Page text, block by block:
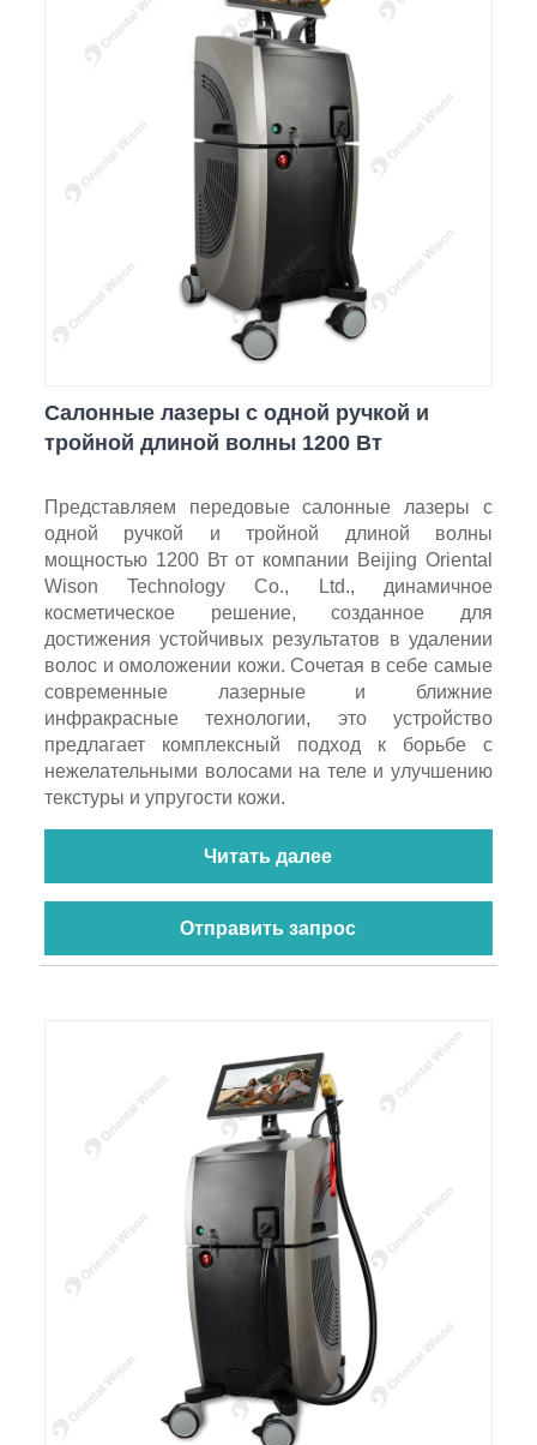
Салонные лазеры с одной ручкой и
тройной длиной волны 1200 Вт
Представляем передовые салонные лазеры с
одной ручкой и тройной длиной волны
мощностью 1200 Вт от компании Beijing Oriental
Wison Technology Co., Ltd., динамичное
косметическое решение, созданное для
достижения устойчивых результатов в удалении
волос и омоложении кожи. Сочетая в себе самые
современные лазерные и ближние
инфракрасные технологии, это устройство
предлагает комплексный подход к борьбе с
нежелательными волосами на теле и улучшению
текстуры и упругости кожи.
Читать далее
Отправить запрос